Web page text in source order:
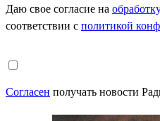
Даю свое согласие на
соответствии с политикой
Согласен получать новости